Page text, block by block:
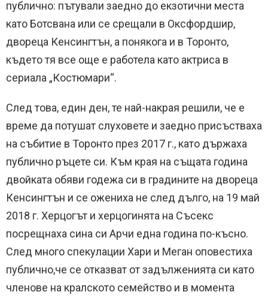
публично: пътували заедно до екзотични места
като Ботсвана или се срещали в Оксфордшир,
двореца Кенсингтън, а понякога и в Торонто,
където тя все още е работела като актриса в
сериала „Костюмари“.
След това, един ден, те най-накрая решили, че е
време да потушат слуховете и заедно присъстваха
на събитие в Торонто през 2017 г., като държаха
публично ръцете си. Към края на същата година
двойката обяви годежа си в градините на двореца
Кенсингтън и се ожениха не след дълго, на 19 май
2018 г. Херцогът и херцогинята на Съсекс
посрещнаха сина си Арчи една година по-късно.
След много спекулации Хари и Меган оповестиха
публично,че се отказват от задълженията си като
членове на кралското семейство и в момента